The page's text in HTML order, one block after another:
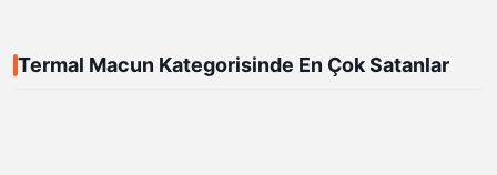
Termal Macun Kategorisinde En Çok Satanlar